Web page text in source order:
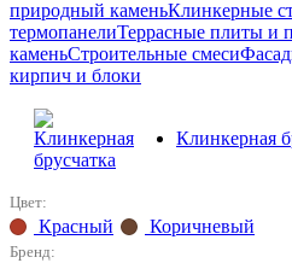
природный каменьКлинкерные
термопанелиТеррасные плиты и
каменьСтроительные смеси
кирпич и блоки
Клинкерная
Цвет:
Красный Коричневый
Бренд: